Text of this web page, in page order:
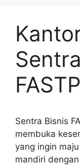
Sentra Bisnis
membuka
yang ingin
mandiri